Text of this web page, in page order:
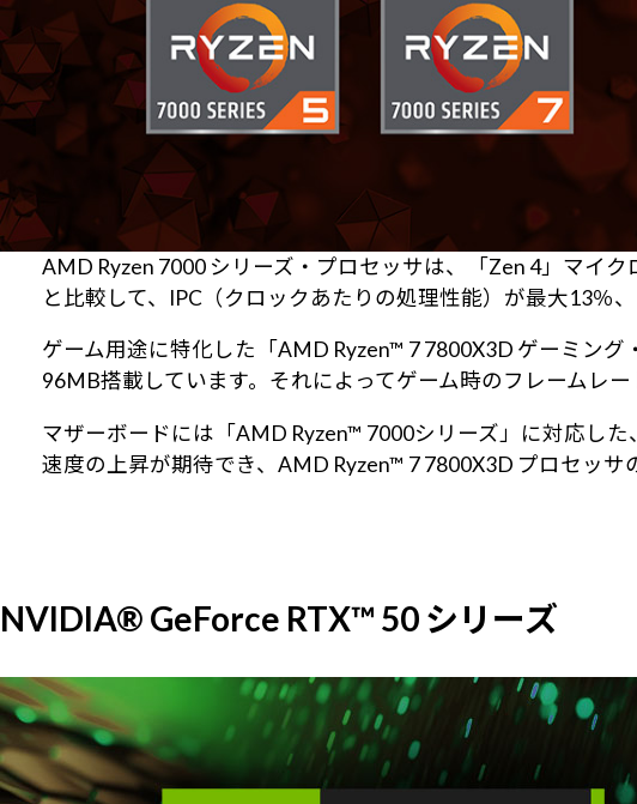
AMD Ryzen 7000 シリーズ・プロセッサは、「Zen 4」マイ
と比較して、IPC（クロックあたりの処理性能）が最大13％
ゲーム用途に特化した「AMD Ryzen™ 7 7800X3D ゲーミン
96MB搭載しています。それによってゲーム時のフレームレー
マザーボードには「AMD Ryzen™ 7000シリーズ」に対応し
速度の上昇が期待でき、AMD Ryzen™ 7 7800X3D プロセッサ
NVIDIA® GeForce RTX™ 50 シリーズ